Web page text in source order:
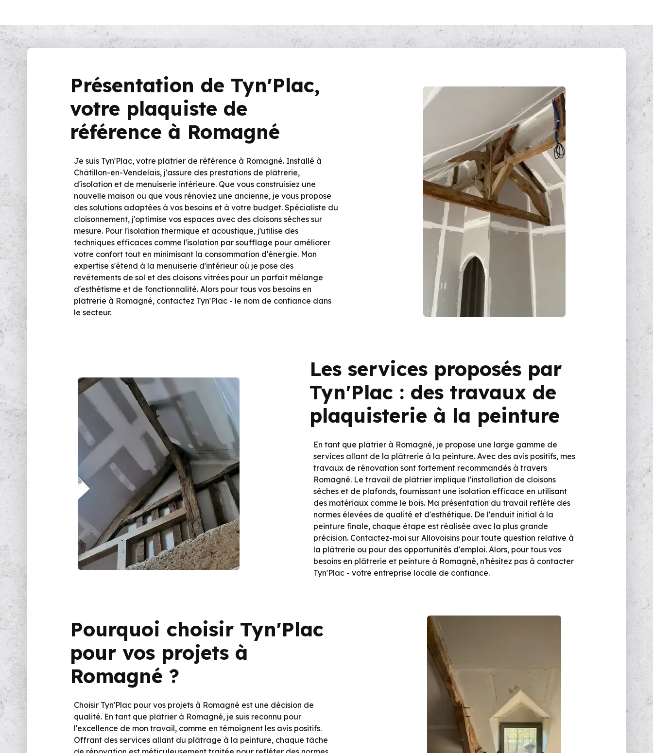
Présentation de Tyn'Plac,
votre plaquiste de
référence à Romagné
Je suis Tyn'Plac, votre plâtrier de référence à Romagné. Installé à
Châtillon-en-Vendelais, j'assure des prestations de plâtrerie,
d'isolation et de menuiserie intérieure. Que vous construisiez une
nouvelle maison ou que vous rénoviez une ancienne, je vous propose
des solutions adaptées à vos besoins et à votre budget. Spécialiste du
cloisonnement, j'optimise vos espaces avec des cloisons sèches sur
mesure. Pour l'isolation thermique et acoustique, j'utilise des
techniques efficaces comme l'isolation par soufflage pour améliorer
votre confort tout en minimisant la consommation d'énergie. Mon
expertise s'étend à la menuiserie d'intérieur où je pose des
revêtements de sol et des cloisons vitrées pour un parfait mélange
d'esthétisme et de fonctionnalité. Alors pour tous vos besoins en
plâtrerie à Romagné, contactez Tyn'Plac - le nom de confiance dans
le secteur.
Les services proposés par
Tyn'Plac : des travaux de
plaquisterie à la peinture
En tant que plâtrier à Romagné, je propose une large gamme de
services allant de la plâtrerie à la peinture. Avec des avis positifs, mes
travaux de rénovation sont fortement recommandés à travers
Romagné. Le travail de plâtrier implique l'installation de cloisons
sèches et de plafonds, fournissant une isolation efficace en utilisant
des matériaux comme le bois. Ma présentation du travail reflète des
normes élevées de qualité et d'esthétique. De l'enduit initial à la
peinture finale, chaque étape est réalisée avec la plus grande
précision. Contactez-moi sur Allovoisins pour toute question relative à
la plâtrerie ou pour des opportunités d'emploi. Alors, pour tous vos
besoins en plâtrerie et peinture à Romagné, n'hésitez pas à contacter
Tyn'Plac - votre entreprise locale de confiance.
Pourquoi choisir Tyn'Plac
pour vos projets à
Romagné ?
Choisir Tyn'Plac pour vos projets à Romagné est une décision de
qualité. En tant que plâtrier à Romagné, je suis reconnu pour
l'excellence de mon travail, comme en témoignent les avis positifs.
Offrant des services allant du plâtrage à la peinture, chaque tâche